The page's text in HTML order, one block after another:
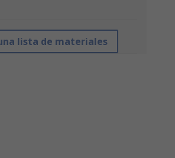
una lista de materiales